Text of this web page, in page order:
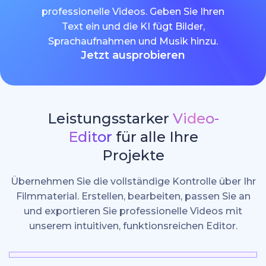
professionelle Videos. Geben Sie Ihren
Text ein und die KI fügt Bilder,
Sprachaufnahmen und Musik hinzu.
Jetzt ausprobieren
Leistungsstarker Video-
Editor für alle Ihre
Projekte
Übernehmen Sie die vollständige Kontrolle über Ihr
Filmmaterial. Erstellen, bearbeiten, passen Sie an
und exportieren Sie professionelle Videos mit
unserem intuitiven, funktionsreichen Editor.